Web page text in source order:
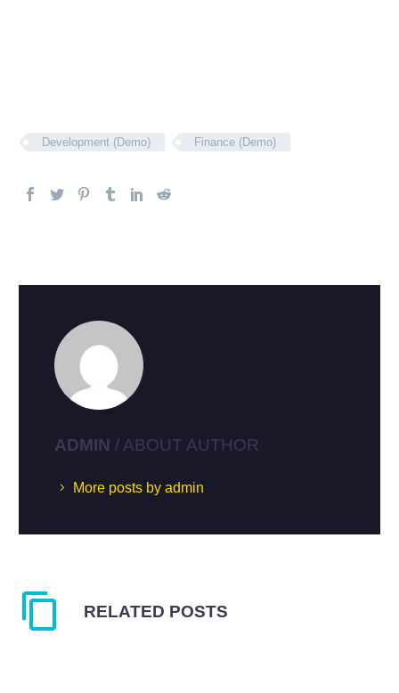
Development (Demo) Finance (Demo)
ADMIN / ABOUT AUTHOR
More posts by admin
RELATED POSTS